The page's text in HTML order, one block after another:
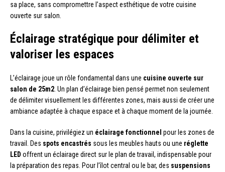
sa place, sans compromettre l’aspect esthétique de votre cuisine
ouverte sur salon.
Éclairage stratégique pour délimiter et
valoriser les espaces
L’éclairage joue un rôle fondamental dans une cuisine ouverte sur
salon de 25m2 . Un plan d’éclairage bien pensé permet non seulement
de délimiter visuellement les différentes zones, mais aussi de créer une
ambiance adaptée à chaque espace et à chaque moment de la journée.
Dans la cuisine, privilégiez un éclairage fonctionnel pour les zones de
travail. Des spots encastrés sous les meubles hauts ou une réglette
LED offrent un éclairage direct sur le plan de travail, indispensable pour
la préparation des repas. Pour l’îlot central ou le bar, des suspensions